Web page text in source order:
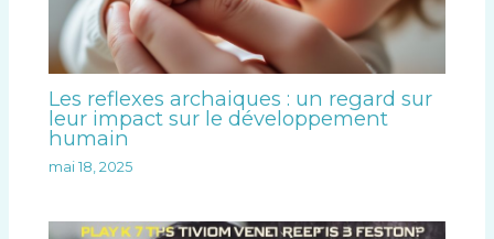
Les reflexes archaiques : un regard sur
leur impact sur le développement
humain
mai 18, 2025